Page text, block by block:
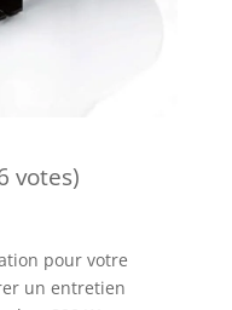
votes)
pour votre
un entretien